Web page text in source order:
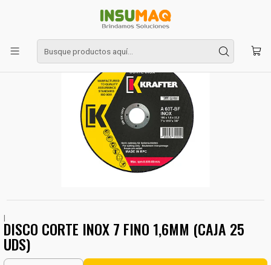
Inicio
Insumos industriales
DISCO CORTE INOX 7 FINO 1,6MM (CAJA 25 UDS)
|
DISCO CORTE INOX 7 FINO 1,6MM (CAJA 25
UDS)